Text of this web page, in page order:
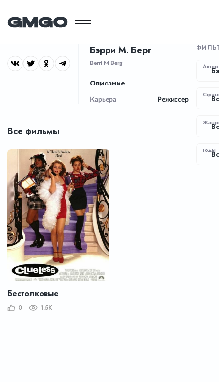
Бэрри М. Берг
Berri M Berg
Описание
Карьера Режиссер
Все фильмы
Бестолковые
0 1.5K
Актер
Годы